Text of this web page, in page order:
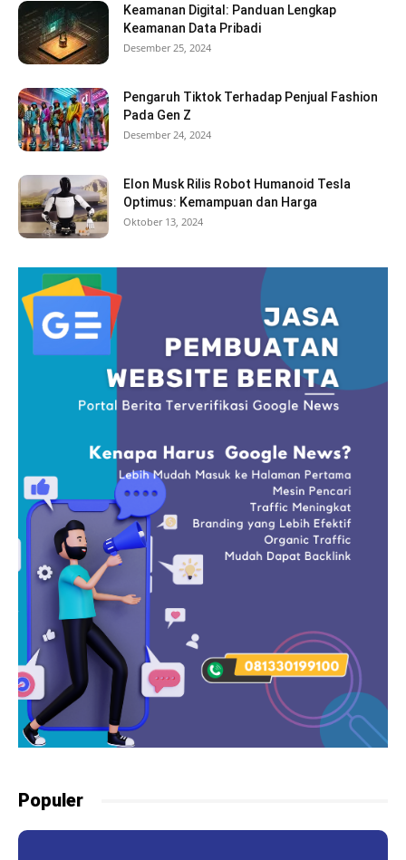
Keamanan Digital: Panduan Lengkap
Keamanan Data Pribadi
Desember 25, 2024
Pengaruh Tiktok Terhadap Penjual Fashion
Pada Gen Z
Desember 24, 2024
Elon Musk Rilis Robot Humanoid Tesla
Optimus: Kemampuan dan Harga
Oktober 13, 2024
Populer